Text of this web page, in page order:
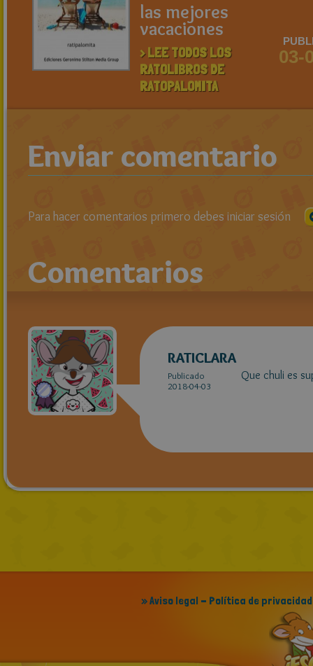
las mejores
vacaciones
> LEE TODOS LOS
RATOLIBROS DE
RATOPALOMITA
03-
Enviar comentario
Para hacer comentarios primero debes iniciar sesión
Comentarios
RATICLARA
Publicado
2018-04-03
Que chuli es
» Aviso legal - Política de privacidad